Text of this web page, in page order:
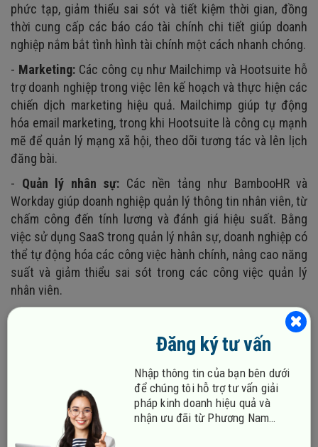
phức tạp, giảm thiểu sai sót và tiết kiệm thời gian, đồng
thời cung cấp các báo cáo tài chính chi tiết giúp doanh
nghiệp nắm bắt tình hình tài chính một cách nhanh chóng.
- Marketing: Các công cụ như Mailchimp và Hootsuite hỗ
trợ doanh nghiệp trong việc lên kế hoạch và thực hiện các
chiến dịch marketing hiệu quả. Mailchimp giúp tự động
hóa email marketing, trong khi Hootsuite là công cụ mạnh
mẽ để quản lý mạng xã hội, theo dõi tương tác và lên lịch
đăng bài.
- Quản lý nhân sự: Các nền tảng như BambooHR và
Workday giúp doanh nghiệp quản lý thông tin nhân viên, từ
chấm công đến tính lương và đánh giá hiệu suất. Bằng
việc sử dụng SaaS trong quản lý nhân sự, doanh nghiệp có
thể tự động hóa các công việc hành chính, nâng cao năng
suất và giảm thiểu sai sót trong các công việc quản lý
nhân viên.
Đăng ký tư vấn
Nhập thông tin của bạn bên dưới
để chúng tôi hỗ trợ tư vấn giải
pháp kinh doanh hiệu quả và
nhận ưu đãi từ Phương Nam